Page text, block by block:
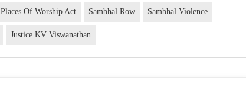
Places Of Worship Act Sambhal Row Sambhal Violence
Justice KV Viswanathan